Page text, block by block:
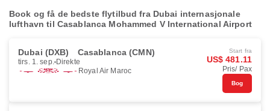
Book og få de bedste flytilbud fra Dubai internasjonale
lufthavn til Casablanca Mohammed V International Airport
Dubai (DXB) Casablanca (CMN)
tirs. 1. sep. Direkte
Royal Air Maroc
Start fra
US$ 481.11
Pris/ Pax
Bog